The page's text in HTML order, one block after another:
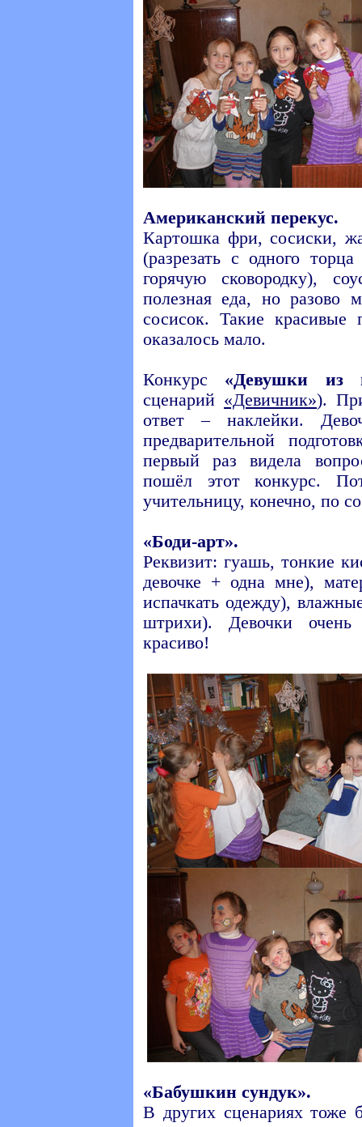
Американский перекус.
Картошка фри, сосиски,
(разрезать с одного
горячую сковородку),
полезная еда, но разово
сосисок. Такие красивые
оказалось мало.
Конкурс «Девушки из
сценарий «Девичник»).
ответ – наклейки.
предварительной
первый раз видела
пошёл этот конкурс.
учительницу, конечно, по
«Боди-арт».
Реквизит: гуашь, тонкие
девочке + одна мне),
испачкать одежду),
штрихи). Девочки очень
красиво!
«Бабушкин сундук».
В других сценариях тоже